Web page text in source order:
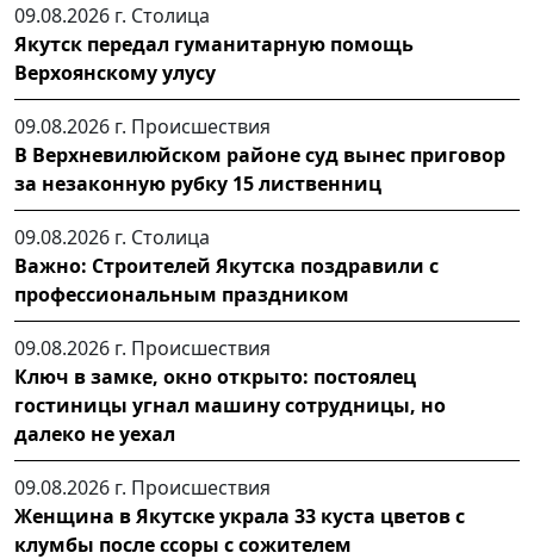
09.08.2026 г. Столица
Якутск передал гуманитарную помощь
Верхоянскому улусу
09.08.2026 г. Происшествия
В Верхневилюйском районе суд вынес приговор
за незаконную рубку 15 лиственниц
09.08.2026 г. Столица
Важно: Строителей Якутска поздравили с
профессиональным праздником
09.08.2026 г. Происшествия
Ключ в замке, окно открыто: постоялец
гостиницы угнал машину сотрудницы, но
далеко не уехал
09.08.2026 г. Происшествия
Женщина в Якутске украла 33 куста цветов с
клумбы после ссоры с сожителем